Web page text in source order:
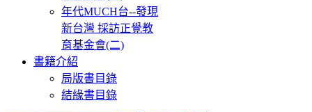
年代MUCH台--發現
新台灣 採訪正覺教
育基金會(二)
書籍介紹
局版書目錄
結緣書目錄